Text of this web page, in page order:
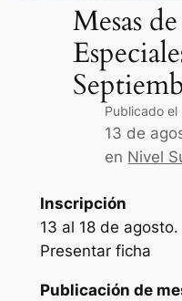
Mesas
Publicado el
13 de
en Nivel
Inscripción
13 al 18 de
Presentar ficha
Publicación de